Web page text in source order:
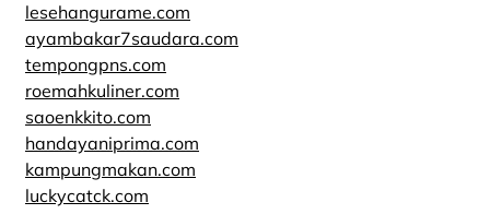
lesehangurame.com
ayambakar7saudara.com
tempongpns.com
roemahkuliner.com
saoenkkito.com
handayaniprima.com
kampungmakan.com
luckycatck.com